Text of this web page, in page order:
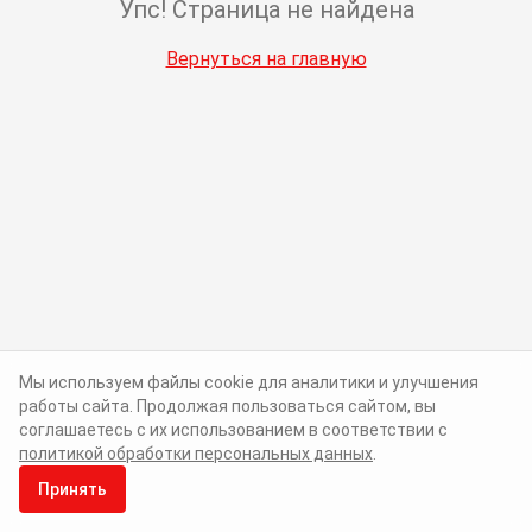
Упс! Страница не найдена
Вернуться на главную
Мы используем файлы cookie для аналитики и улучшения
работы сайта. Продолжая пользоваться сайтом, вы
соглашаетесь с их использованием в соответствии с
политикой обработки персональных данных
Принять